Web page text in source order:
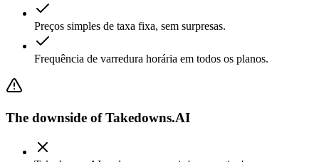
Preços simples de taxa fixa, sem surpresas.
Frequência de varredura horária em todos os planos.
The downside ofTakedowns.AI